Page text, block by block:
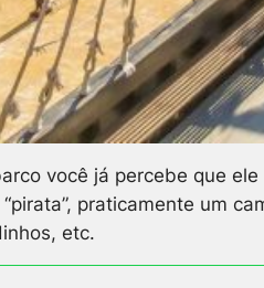
você já percebe que
praticamente um
etc.